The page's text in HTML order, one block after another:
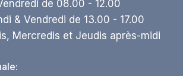
de 08.00 - 12.00
& Vendredi de 13.00 - 17.00
Mercredis et Jeudis après-midi